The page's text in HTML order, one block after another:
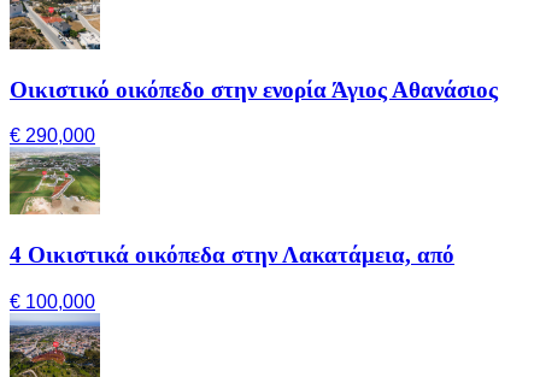
Οικιστικό οικόπεδο στην ενορία Άγιος Αθανάσιος
€ 290,000
4 Οικιστικά οικόπεδα στην Λακατάμεια, από
€ 100,000